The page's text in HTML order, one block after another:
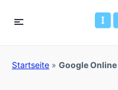
Startseite » Google